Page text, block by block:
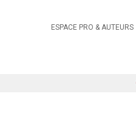
ESPACE PRO & AUTEURS